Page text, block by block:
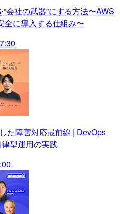
“会社の武器”にする方法〜AWS
全に導入する仕組み〜
た障害対応最前線 | DevOps
型運用の実践